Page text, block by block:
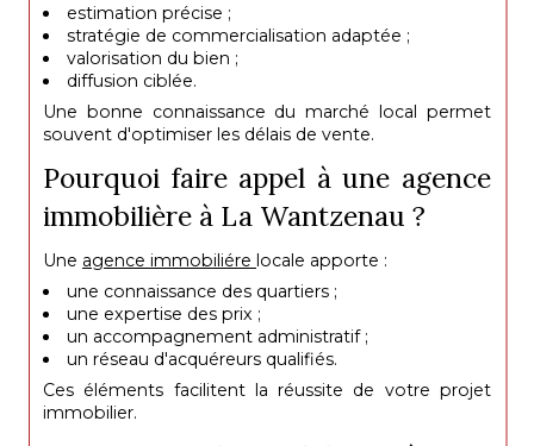
estimation précise ;
stratégie de commercialisation adaptée ;
valorisation du bien ;
diffusion ciblée.
Une bonne connaissance du marché local permet
souvent d'optimiser les délais de vente.
Pourquoi faire appel à une agence
immobilière à La Wantzenau ?
Une agence immobiliére locale apporte :
une connaissance des quartiers ;
une expertise des prix ;
un accompagnement administratif ;
un réseau d'acquéreurs qualifiés.
Ces éléments facilitent la réussite de votre projet
immobilier.